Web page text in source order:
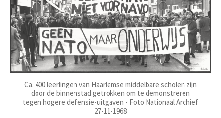
Ca. 400 leerlingen van Haarlemse middelbare scholen zijn
door de binnenstad getrokken om te demonstreren
tegen hogere defensie-uitgaven - Foto Nationaal Archief
27-11-1968